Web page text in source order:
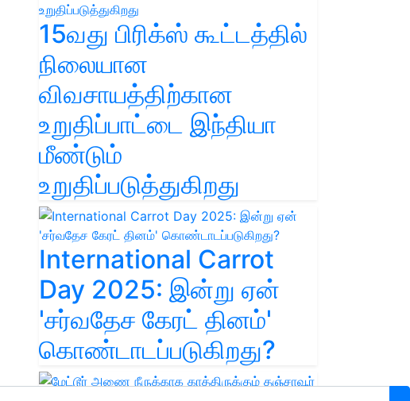
15வது பிரிக்ஸ் கூட்டத்தில்
நிலையான
விவசாயத்திற்கான
உறுதிப்பாட்டை இந்தியா
மீண்டும்
உறுதிப்படுத்துகிறது
International Carrot
Day 2025: இன்று ஏன்
'சர்வதேச கேரட் தினம்'
கொண்டாடப்படுகிறது?